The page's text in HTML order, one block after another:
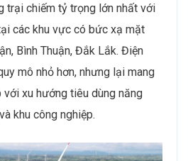
trại chiếm tỷ trọng lớn nhất với
các khu vực có bức xạ mặt
Bình Thuận, Đắk Lắk. Điện
mô nhỏ hơn, nhưng lại mang
với xu hướng tiêu dùng năng
khu công nghiệp.